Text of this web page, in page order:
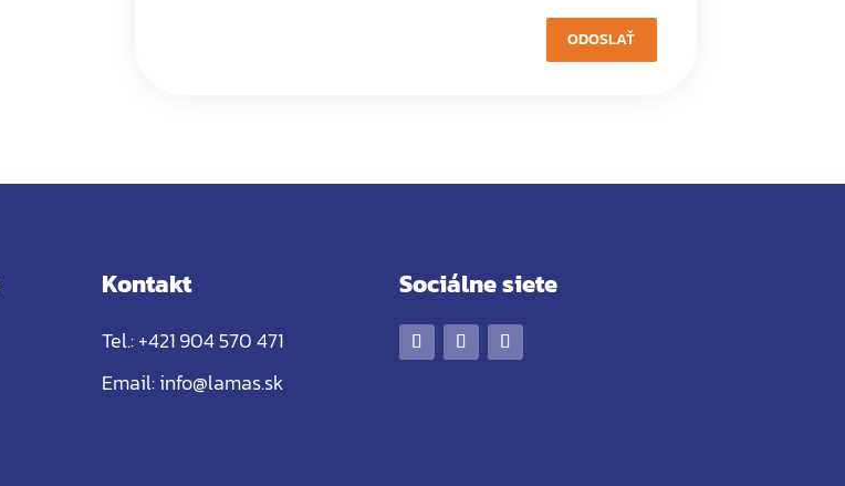
ODOSLAŤ
Kontakt
Tel.:+421 904 570 471
Email:info@lamas.sk
Sociálne siete